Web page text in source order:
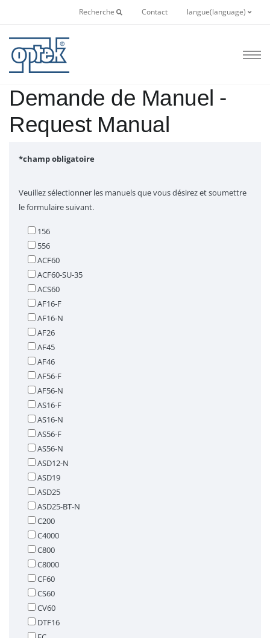
Recherche Contact langue(language)
Demande de Manuel -
Request Manual
*champ obligatoire
Veuillez sélectionner les manuels que vous désirez et soumettre
le formulaire suivant.
156
556
ACF60
ACF60-SU-35
ACS60
AF16-F
AF16-N
AF26
AF45
AF46
AF56-F
AF56-N
AS16-F
AS16-N
AS56-F
AS56-N
ASD12-N
ASD19
ASD25
ASD25-BT-N
C200
C4000
C800
C8000
CF60
CS60
CV60
DTF16